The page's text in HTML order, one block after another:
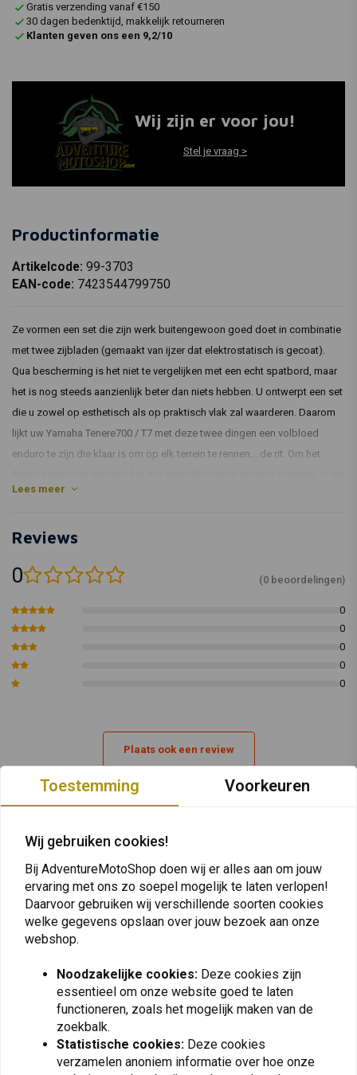
Gratis verzending vanaf €150
30 dagen bedenktijd, makkelijk retourneren
Klanten geven ons een 9,2/10
Wij zijn er voor jou!
Stel je vraag >
Productinformatie
Artikelcode: 99-3703
EAN-code: 7423544799750
Ze vormen een set die zijn werk buitengewoon goed doet in combinatie
met twee zijbladen (gemaakt van ijzer dat elektrostatisch is gecoat).
Qua bescherming is het niet te vergelijken met een echt spatbord, maar
het is nog steeds aanzienlijk beter dan niets hebben. U ontwerpt een set
die u zowel op esthetisch als op praktisch vlak zal waarderen. Daarom
lijkt uw Yamaha Tenere700 / T7 met deze twee dingen een volbloed
enduro te zijn die klaar is om op elk terrein te rennen... de rit. Om het
ook vrij eenvoudig te verwijderen. De installatiekit en instructies zijn
Zelfs als het bescheiden en onbelangrijk is, zult u de toepassing en
Lees meer
Reviews
0 (0 beoordelingen)
0
0
0
0
0
Plaats ook een review
Beschermsticker Set
Yamaha Ténéré 700 | Mat
Barkbusters
Handbeschermers
Montageset Yamaha
Toestemming Voorkeuren
Wij gebruiken cookies!
Bij AdventureMotoShop doen wij er alles aan om jouw
ervaring met ons zo soepel mogelijk te laten verlopen!
Daarvoor gebruiken wij verschillende soorten cookies
welke gegevens opslaan over jouw bezoek aan onze
webshop.
Noodzakelijke cookies: Deze cookies zijn
essentieel om onze website goed te laten
functioneren, zoals het mogelijk maken van de
zoekbalk.
Statistische cookies: Deze cookies
verzamelen anoniem informatie over hoe onze